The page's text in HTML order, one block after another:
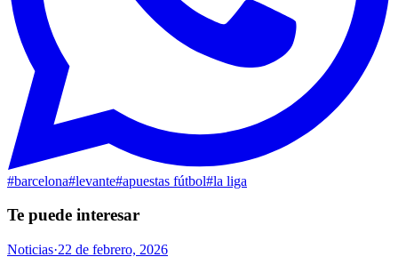
#barcelona#levante#apuestas fútbol#la liga
Te puede interesar
Noticias·22 de febrero, 2026